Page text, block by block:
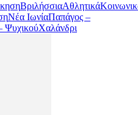
ΒριλήσσιαΑθλητικά
Νέα ΙωνίαΠαπάγος –
ΨυχικούΧαλάνδρι